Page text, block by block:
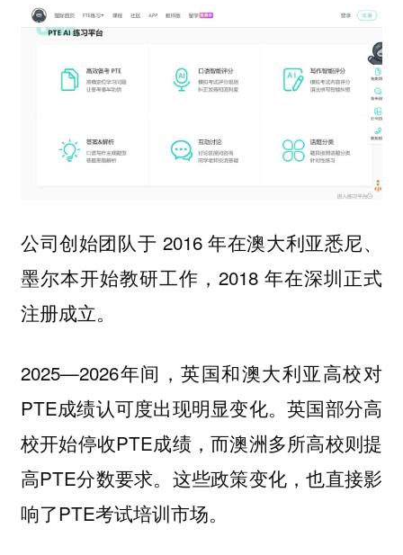
公司创始团队于 2016 年在澳大利亚悉尼、
墨尔本开始教研工作，2018 年在深圳正式
注册成立。
2025—2026年间，英国和澳大利亚高校对
PTE成绩认可度出现明显变化。英国部分高
校开始停收PTE成绩，而澳洲多所高校则提
高PTE分数要求。这些政策变化，也直接影
响了PTE考试培训市场。